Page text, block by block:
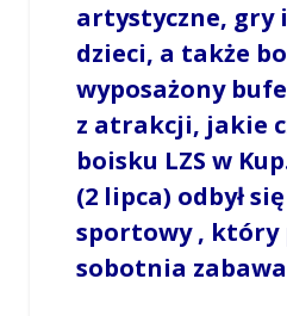
artystyczne, gry
dzieci, a także
wyposażony
z atrakcji, jakie
boisku LZS w
(2 lipca) odbył
sportowy , który
sobotnia